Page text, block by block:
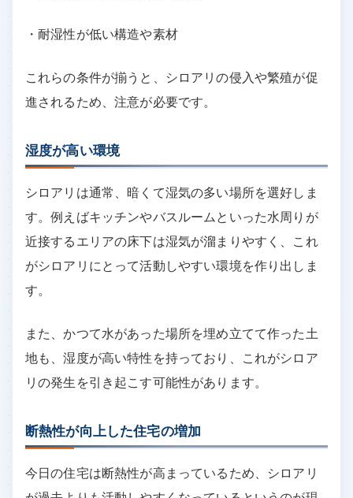
・耐湿性が低い構造や素材
これらの条件が揃うと、シロアリの侵入や繁殖が促
進されるため、注意が必要です。
湿度が高い環境
シロアリは通常、暗くて湿気の多い場所を選好しま
す。例えばキッチンやバスルームといった水周りが
近接するエリアの床下は湿気が溜まりやすく、これ
がシロアリにとって活動しやすい環境を作り出しま
す。
また、かつて水があった場所を埋め立てて作った土
地も、湿度が高い特性を持っており、これがシロア
リの発生を引き起こす可能性があります。
断熱性が向上した住宅の増加
今日の住宅は断熱性が高まっているため、シロアリ